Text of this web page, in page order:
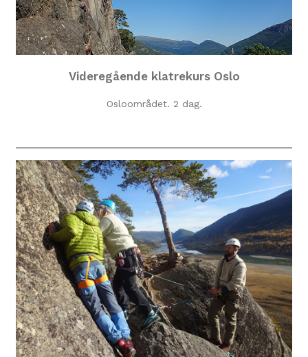
Videregående klatrekurs Oslo
Osloområdet. 2 dag.